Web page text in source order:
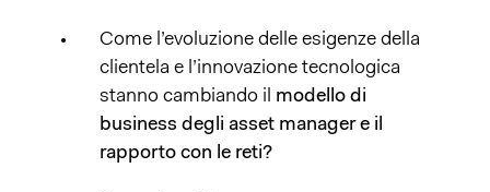
Come l’evoluzione delle esigenze della
clientela e l’innovazione tecnologica
stanno cambiando il modello di
business degli asset manager e il
rapporto con le reti?